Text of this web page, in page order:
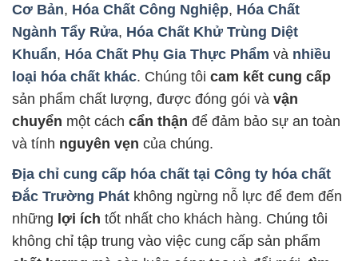
Cơ Bản, Hóa Chất Công Nghiệp, Hóa Chất
Ngành Tẩy Rửa, Hóa Chất Khử Trùng Diệt
Khuẩn, Hóa Chất Phụ Gia Thực Phẩm và nhiều
loại hóa chất khác. Chúng tôi cam kết cung cấp
sản phẩm chất lượng, được đóng gói và vận
chuyển một cách cẩn thận để đảm bảo sự an toàn
và tính nguyên vẹn của chúng.
Địa chỉ cung cấp hóa chất tại Công ty hóa chất
Đắc Trường Phát không ngừng nỗ lực để đem đến
những lợi ích tốt nhất cho khách hàng. Chúng tôi
không chỉ tập trung vào việc cung cấp sản phẩm